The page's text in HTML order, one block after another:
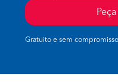
Gratuito e sem